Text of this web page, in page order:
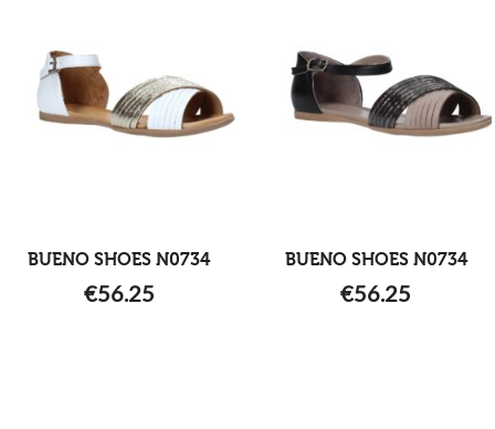
BUENO SHOES N0734
€56.25
BUENO SHOES N0734
€56.25